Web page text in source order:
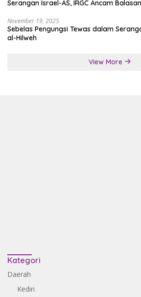
Serangan Israel-AS, IRGC Ancam
November 19, 2025
Sebelas Pengungsi Tewas dalam
al-Hilweh
View More
Kategori
Daerah
Kediri